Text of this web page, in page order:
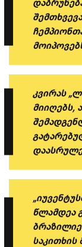
კვირას
მიიღებს,
წლამდეა
საკითხის